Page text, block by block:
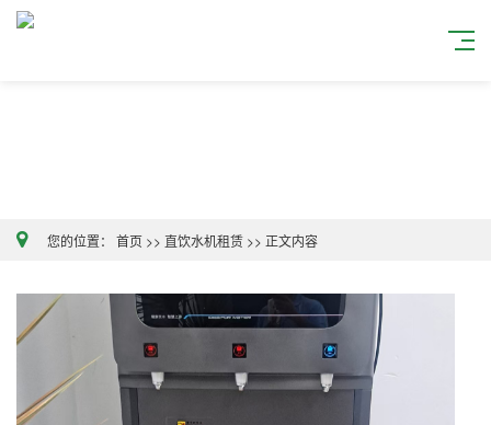
您的位置： 首页 >> 直饮水机租赁 >> 正文内容